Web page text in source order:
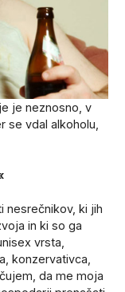
je neznosno, v
vdal alkoholu,
nesrečnikov, ki jih
in ki so ga
vrsta,
konzervativca,
da me moja